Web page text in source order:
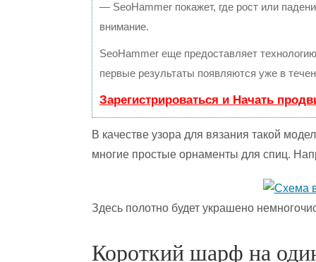
— SeoHammer покажет, где рост или
внимание.
SeoHammer еще предоставляет
первые результаты появляются уже в
Зарегистрироваться и Начать
В качестве узора для вязания такой
многие простые орнаменты для спиц.
Здесь полотно будет украшено
Короткий шарф на